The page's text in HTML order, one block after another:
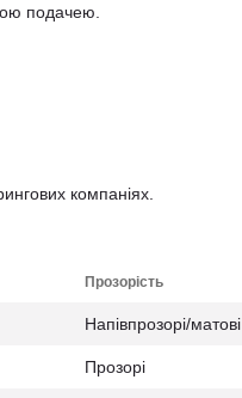
подачею.
компаніях.
Прозорість
Напівпрозорі/матові
Прозорі